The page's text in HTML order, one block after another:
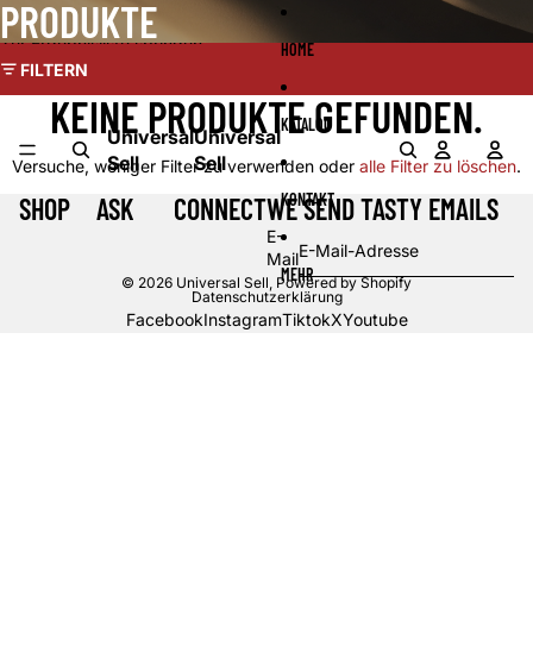
Universal
Sell
Universal
Sell
HOME
KATALOG
KONTAKT
MEHR
PRODUKTE
Zur Ergebnisliste springen
FILTERN
KEINE PRODUKTE GEFUNDEN.
Versuche, weniger Filter zu verwenden oder alle Filter zu löschen.
SHOP ASK CONNECTWE SEND TASTY EMAILS
E-
Mail
© 2026 Universal Sell, Powered by Shopify
Datenschutzerklärung
FacebookInstagramTiktokXYoutube